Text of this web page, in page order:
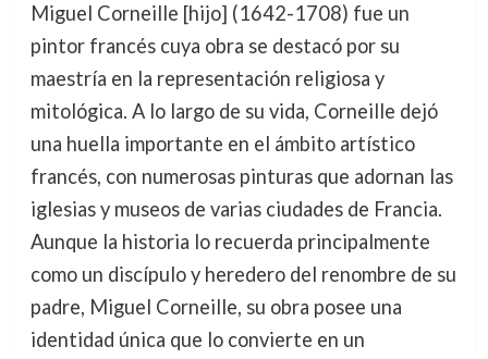
Miguel Corneille [hijo] (1642-1708) fue un
pintor francés cuya obra se destacó por su
maestría en la representación religiosa y
mitológica. A lo largo de su vida, Corneille dejó
una huella importante en el ámbito artístico
francés, con numerosas pinturas que adornan las
iglesias y museos de varias ciudades de Francia.
Aunque la historia lo recuerda principalmente
como un discípulo y heredero del renombre de su
padre, Miguel Corneille, su obra posee una
identidad única que lo convierte en un